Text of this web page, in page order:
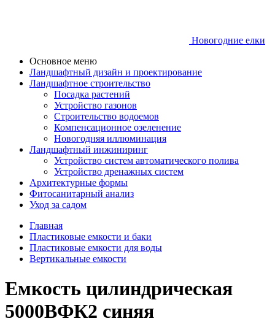
Новогодние елки
Основное меню
Ландшафтный дизайн и проектирование
Ландшафтное строительство
Посадка растений
Устройство газонов
Строительство водоемов
Компенсационное озеленение
Новогодняя иллюминация
Ландшафтный инжиниринг
Устройство систем автоматического полива
Устройство дренажных систем
Aрхитектурные формы
Фитосанитарный анализ
Уход за садом
Главная
Пластиковые емкости и баки
Пластиковые емкости для воды
Вертикальные емкости
Емкость цилиндрическая
5000ВФК2 синяя